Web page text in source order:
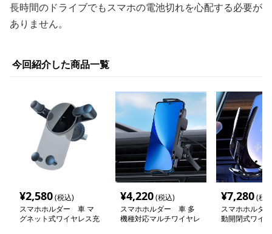
長時間のドライブでもスマホの電池切れを心配する必要が
ありません。
今回紹介した商品一覧
¥2,580(税込)
スマホホルダー 車 マ
グネット式ワイヤレス充
¥4,220(税込)
スマホホルダー 車 多
機種対応マルチワイヤレ
¥7,280(税
スマホホルダ
動開閉式ワイ